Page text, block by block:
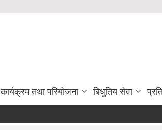
कार्यक्रम तथा परियोजना बिधुतिय सेवा